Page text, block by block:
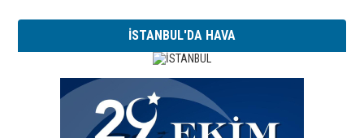
İSTANBUL'DA HAVA